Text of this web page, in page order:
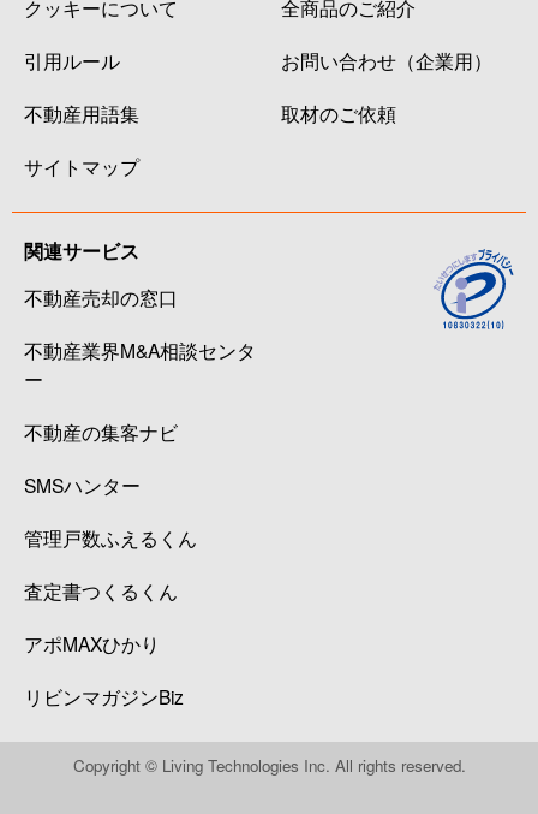
クッキーについて
引用ルール
不動産用語集
サイトマップ
全商品のご紹介
お問い合わせ（企業用）
取材のご依頼
関連サービス
不動産売却の窓口
不動産業界M&A相談センタ
ー
不動産の集客ナビ
SMSハンター
管理戸数ふえるくん
査定書つくるくん
アポMAXひかり
リビンマガジンBiz
Copyright © Living Technologies Inc. All rights reserved.